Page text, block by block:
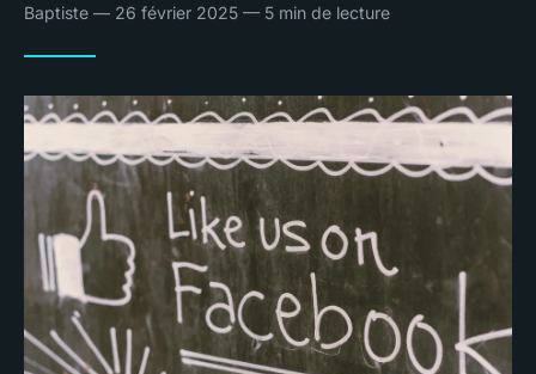
Baptiste — 26 février 2025 — 5 min de lecture